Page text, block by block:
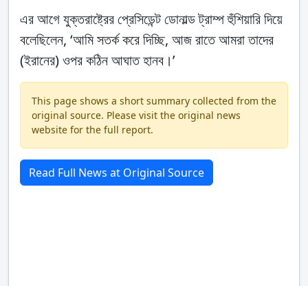
এর আগে যুক্তরাষ্ট্রের প্রেসিডেন্ট ডোনাল্ড ট্রাম্প হুঁশিয়ারি দিয়ে
বলেছিলেন, ‘আমি সতর্ক করে দিচ্ছি, আজ রাতে আমরা তাদের
(ইরানের) ওপর কঠিন আঘাত হানব।’
This page shows a short summary collected from the
original source. Please visit the original news
website for the full report.
Read Full News at Original Source